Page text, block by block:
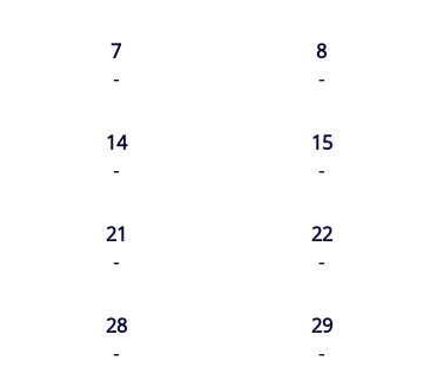
7
-
8
-
14
-
15
-
21
-
22
-
28
-
29
-